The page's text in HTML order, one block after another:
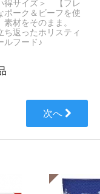
得サイズ＞ 【フレ
ポーク＆ビーフを使
材をそのまま。
ち返ったホリスティ
ルフード♪
次へ